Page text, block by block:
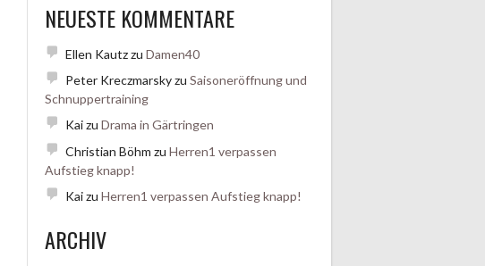
NEUESTE KOMMENTARE
Ellen Kautzzu Damen40
Peter Kreczmarskyzu Saisoneröffnung und
Schnuppertraining
Kaizu Drama in Gärtringen
Christian Böhm zu Herren1 verpassen
Aufstieg knapp!
Kaizu Herren1 verpassen Aufstieg knapp!
ARCHIV